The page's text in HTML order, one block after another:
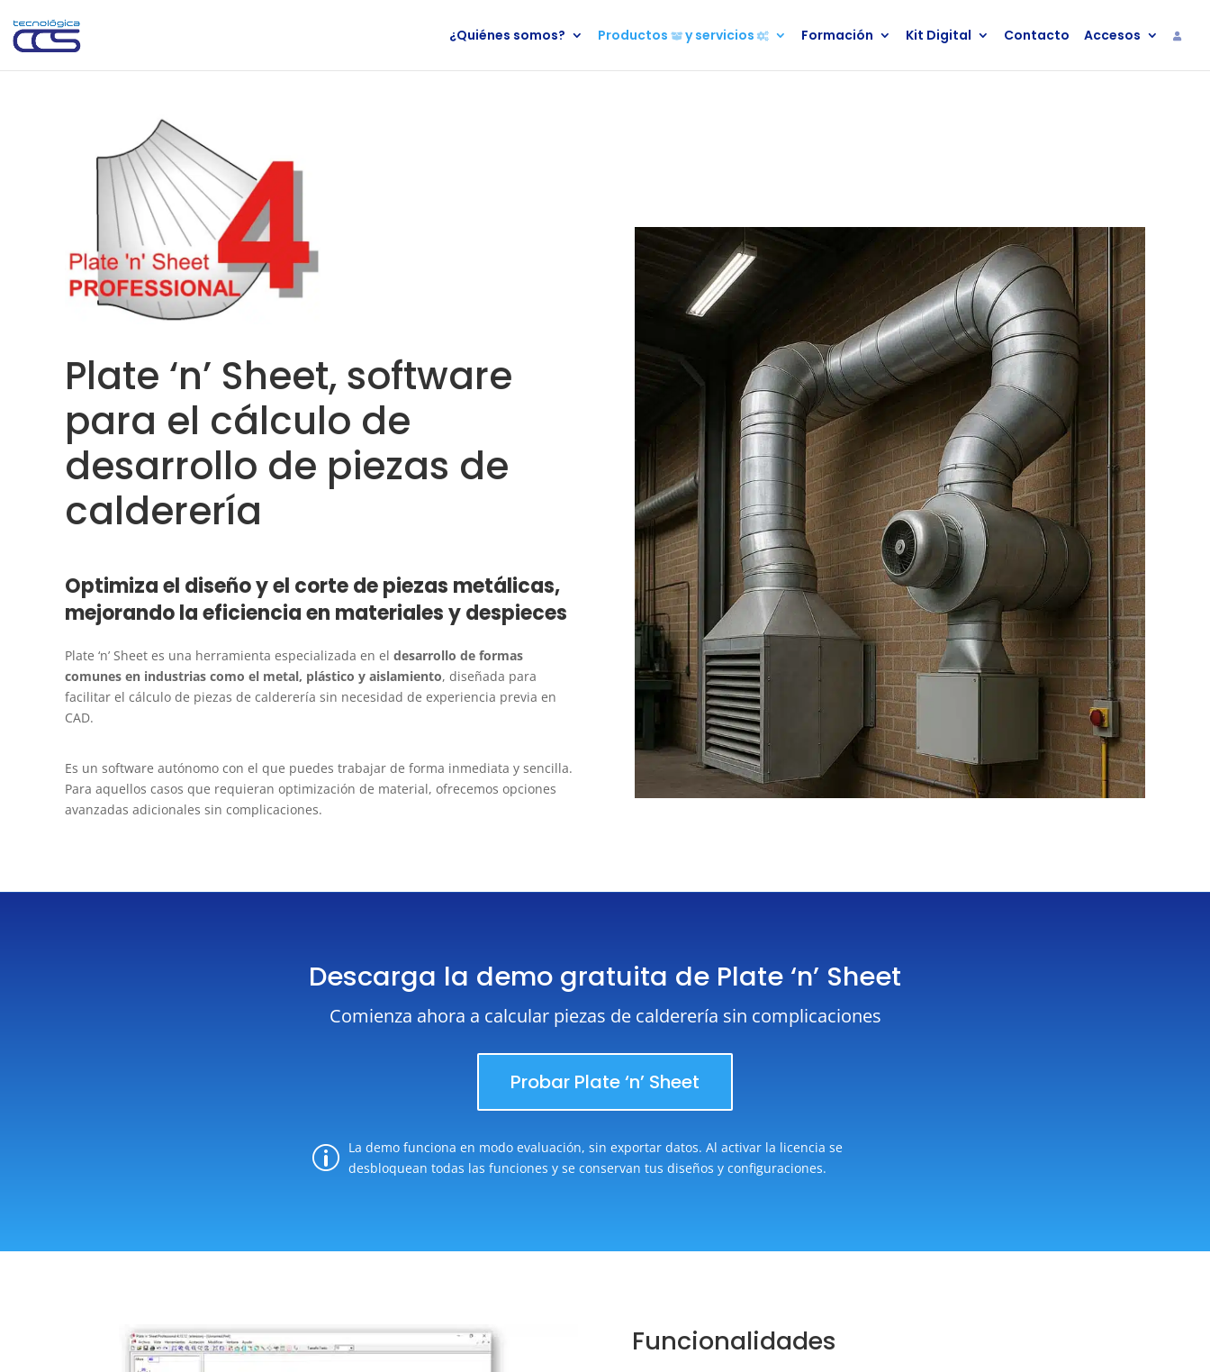
¿Quiénes somos? Productos y servicios Formación Kit Digital Contacto Accesos
Plate ‘n’ Sheet, software
para el cálculo de
desarrollo de piezas de
calderería
Optimiza el diseño y el corte de piezas metálicas,
mejorando la eficiencia en materiales y despieces
Plate ‘n’ Sheet es una herramienta especializada en el desarrollo de formas
comunes en industrias como el metal, plástico y aislamiento, diseñada para
facilitar el cálculo de piezas de calderería sin necesidad de experiencia previa en
CAD.
Es un software autónomo con el que puedes trabajar de forma inmediata y sencilla.
Para aquellos casos que requieran optimización de material, ofrecemos opciones
avanzadas adicionales sin complicaciones.
Descarga la demo gratuita de Plate ‘n’ Sheet
Comienza ahora a calcular piezas de calderería sin complicaciones
Probar Plate ‘n’ Sheet
p La demo funciona en modo evaluación, sin exportar datos. Al activar la licencia se
desbloquean todas las funciones y se conservan tus diseños y configuraciones.
Funcionalidades